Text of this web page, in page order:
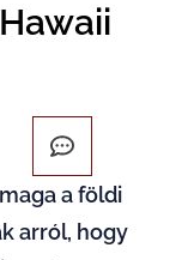
a földi
arról, hogy